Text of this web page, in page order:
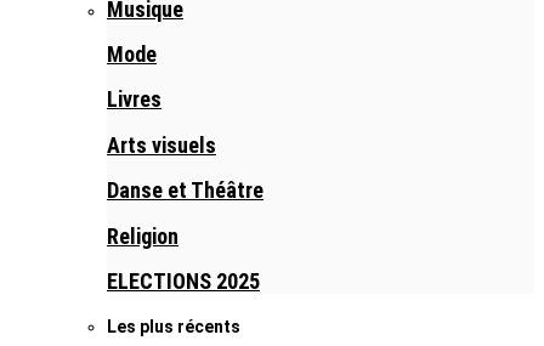
Musique
Mode
Livres
Arts visuels
Danse et Théâtre
Religion
ELECTIONS 2025
Les plus récents